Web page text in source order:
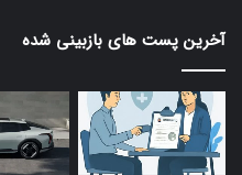
آخرین پست های بازبینی شده